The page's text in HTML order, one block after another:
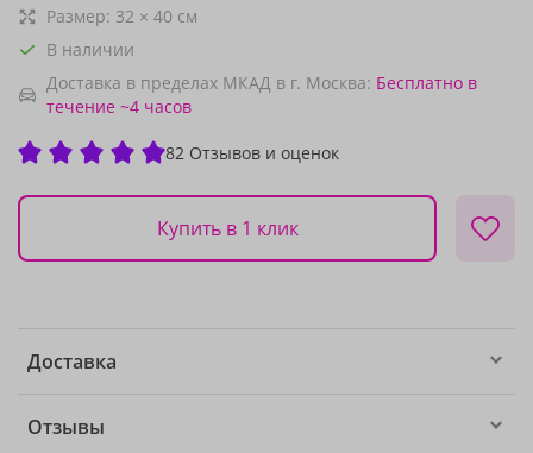
Размер: 32 × 40 см
В наличии
Доставка в пределах МКАД в г. Москва: Бесплатно в
течение ~4 часов
82 Отзывов и оценок
Купить в 1 клик
Доставка
Отзывы